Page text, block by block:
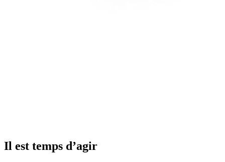
Il est temps d’agir